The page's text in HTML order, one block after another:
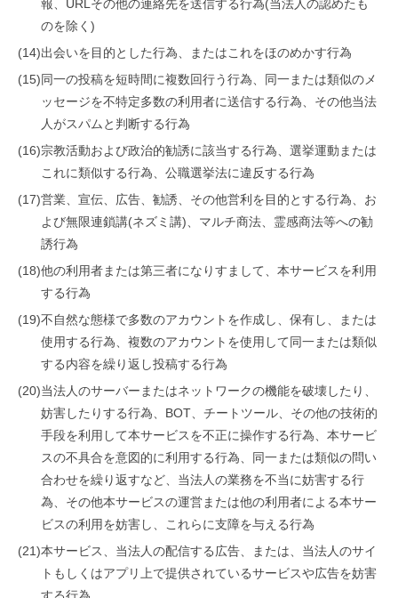
報、URLその他の連絡先を送信する行為(当法人の認めたも
のを除く)
(14)出会いを目的とした行為、またはこれをほのめかす行為
(15)同一の投稿を短時間に複数回行う行為、同一または類似のメ
ッセージを不特定多数の利用者に送信する行為、その他当法
人がスパムと判断する行為
(16)宗教活動および政治的勧誘に該当する行為、選挙運動または
これに類似する行為、公職選挙法に違反する行為
(17)営業、宣伝、広告、勧誘、その他営利を目的とする行為、お
よび無限連鎖講(ネズミ講)、マルチ商法、霊感商法等への勧
誘行為
(18)他の利用者または第三者になりすまして、本サービスを利用
する行為
(19)不自然な態様で多数のアカウントを作成し、保有し、または
使用する行為、複数のアカウントを使用して同一または類似
する内容を繰り返し投稿する行為
(20)当法人のサーバーまたはネットワークの機能を破壊したり、
妨害したりする行為、BOT、チートツール、その他の技術的
手段を利用して本サービスを不正に操作する行為、本サービ
スの不具合を意図的に利用する行為、同一または類似の問い
合わせを繰り返すなど、当法人の業務を不当に妨害する行
為、その他本サービスの運営または他の利用者による本サー
ビスの利用を妨害し、これらに支障を与える行為
(21)本サービス、当法人の配信する広告、または、当法人のサイ
トもしくはアプリ上で提供されているサービスや広告を妨害